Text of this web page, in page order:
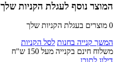
המוצר נוסף לעגלת הקניות שלך
0 מוצרים בעגלת הקניות שלך
המשך קנייה בחנות לסל הקניות
משלוח חינם בקנייה מעל 150 ש"ח